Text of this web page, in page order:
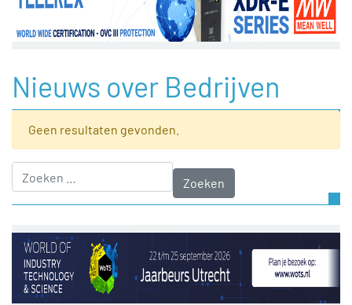
Nieuws over Bedrijven
Geen resultaten gevonden.
Zoeken naar: